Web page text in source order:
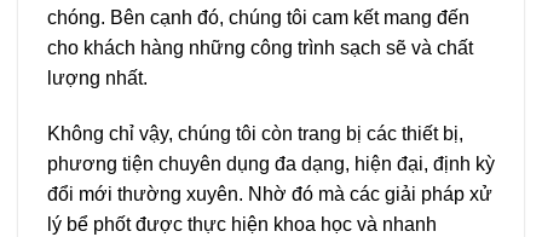
chóng. Bên cạnh đó, chúng tôi cam kết mang đến
cho khách hàng những công trình sạch sẽ và chất
lượng nhất.
Không chỉ vậy, chúng tôi còn trang bị các thiết bị,
phương tiện chuyên dụng đa dạng, hiện đại, định kỳ
đổi mới thường xuyên. Nhờ đó mà các giải pháp xử
lý bể phốt được thực hiện khoa học và nhanh